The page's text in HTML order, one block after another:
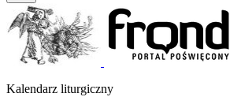
Kalendarz liturgiczny